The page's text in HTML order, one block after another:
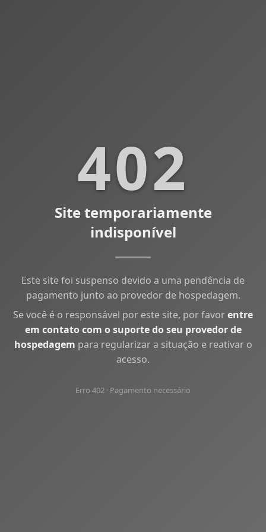
402
Site temporariamente
indisponível
Este site foi suspenso devido a uma pendência de
pagamento junto ao provedor de hospedagem.
Se você é o responsável por este site, por favorentre
em contato com o suporte do seu provedor de
hospedagem para regularizar a situação e reativar o
acesso.
Erro 402 · Pagamento necessário